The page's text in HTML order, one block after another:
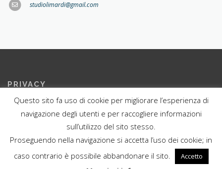
studiolimardi@gmail.com
PRIVACY
Privacy Policy del sito
Copyright ©2019 Studio Legale Limardi
Questo sito fa uso di cookie per migliorare l’esperienza di
navigazione degli utenti e per raccogliere informazioni
sull’utilizzo del sito stesso.
Proseguendo nella navigazione si accetta l’uso dei cookie; in
caso contrario è possibile abbandonare il sito.
Accetto
I cookie ci aiutano ad erogare servizi di qualità. Utilizzando i nostri